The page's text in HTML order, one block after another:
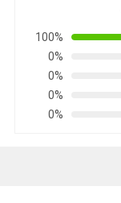
100%
0%
0%
0%
0%